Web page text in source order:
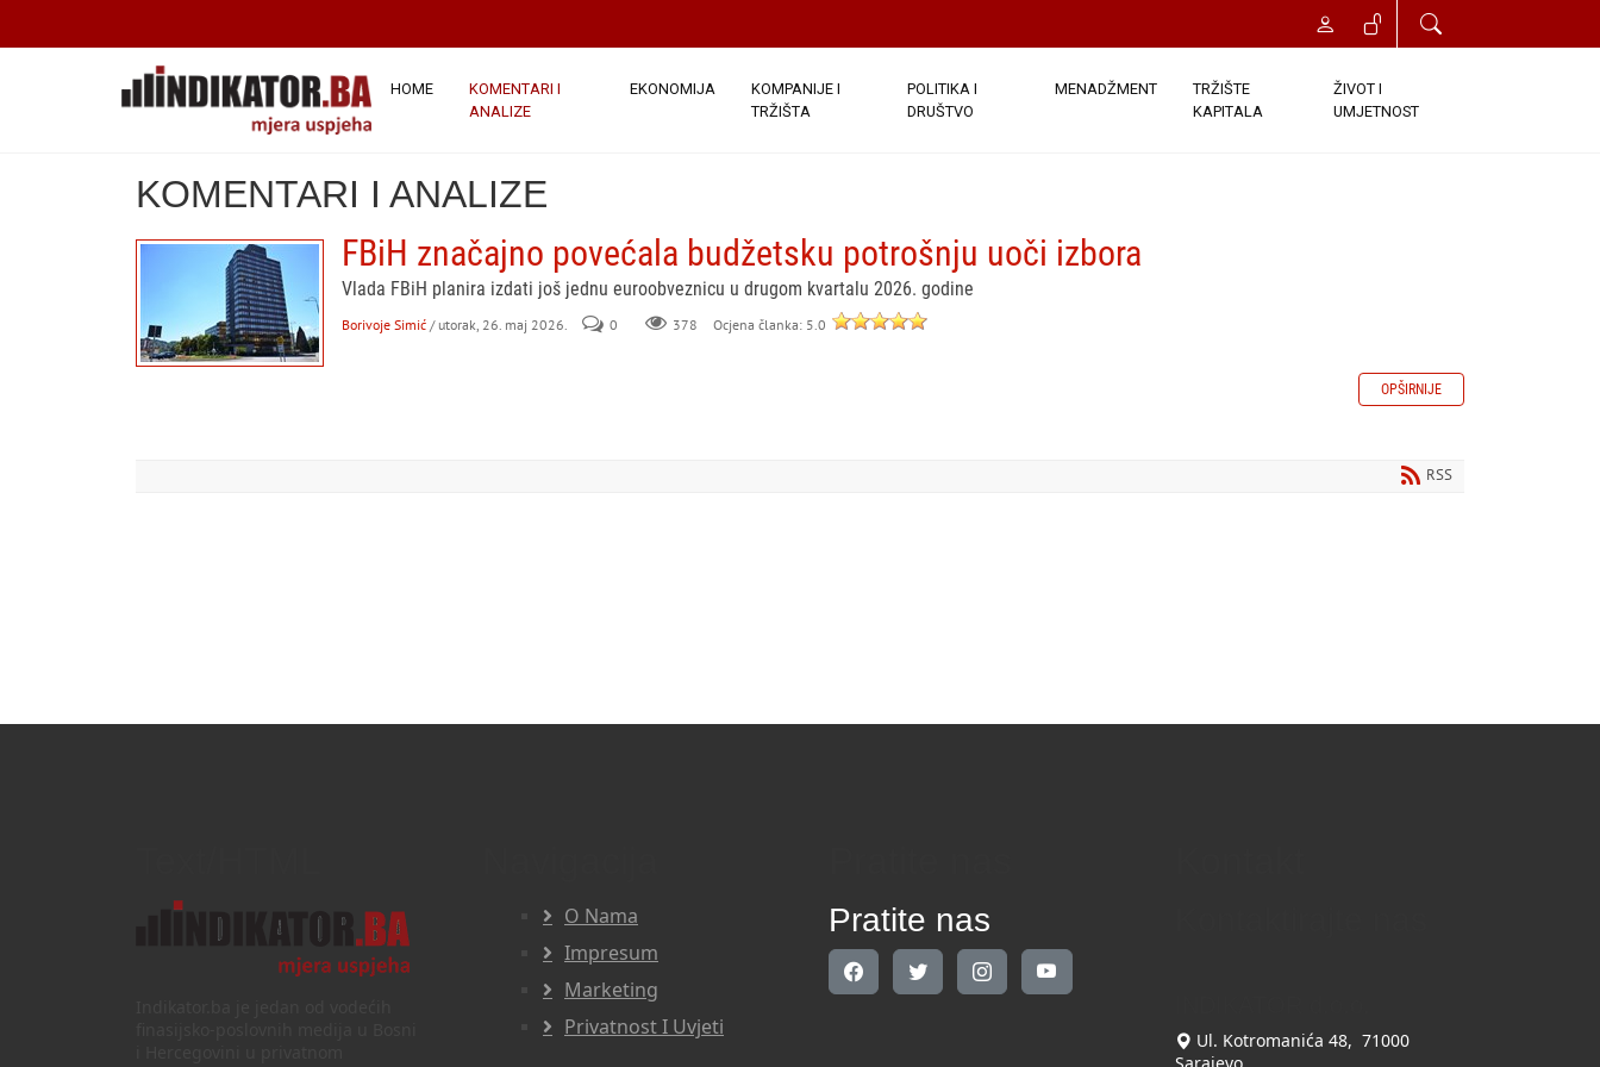
HOME
KOMENTARI I
ANALIZE
EKONOMIJA
KOMPANIJE I
TRŽIŠTA
POLITIKA I
DRUŠTVO
MENADŽMENT
TRŽIŠTE
KAPITALA
ŽIVOT I
UMJETNOST
KOMENTARI I ANALIZE
FBiH značajno povećala budžetsku potrošnju uoči izbora
Vlada FBiH planira izdati još jednu euroobveznicu u drugom kvartalu 2026. godine
Borivoje Simić / utorak, 26. maj 2026. 0 378 Ocjena članka: 5.0
OPŠIRNIJE
RSS
O Nama
Impresum
Marketing
Privatnost I Uvjeti
Pratite nas
Ul. Kotromanića 48, 71000